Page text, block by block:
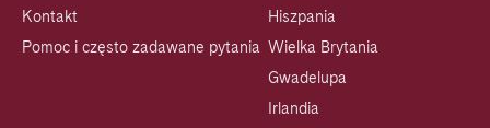
Kontakt
Pomoc i często zadawane pytania
Hiszpania
Wielka Brytania
Gwadelupa
Irlandia